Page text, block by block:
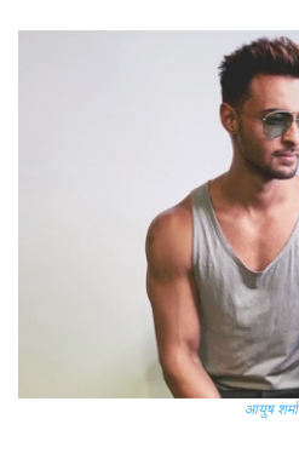
आयुष शर्मा